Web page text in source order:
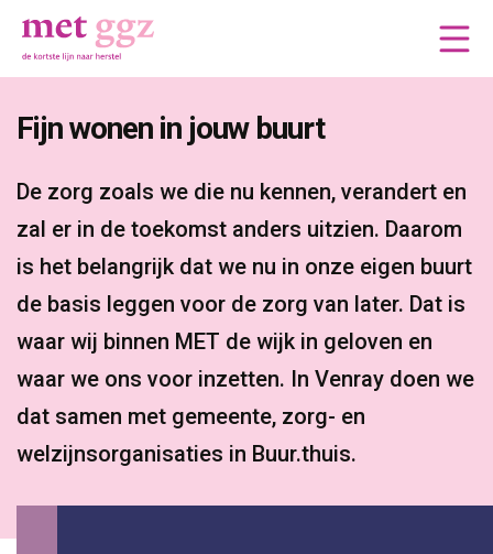
Fijn wonen in jouw buurt
De zorg zoals we die nu kennen, verandert en
zal er in de toekomst anders uitzien. Daarom
is het belangrijk dat we nu in onze eigen buurt
de basis leggen voor de zorg van later. Dat is
waar wij binnen MET de wijk in geloven en
waar we ons voor inzetten. In Venray doen we
dat samen met gemeente, zorg- en
welzijnsorganisaties in Buur.thuis.